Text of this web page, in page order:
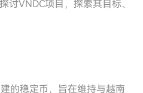
讨VNDC项目，探索其目标、
的稳定币，旨在维持与越南